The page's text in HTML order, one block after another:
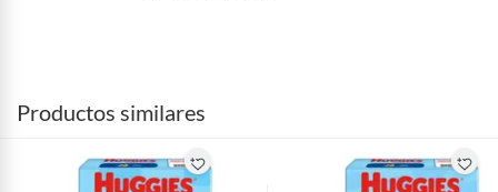
Productos similares